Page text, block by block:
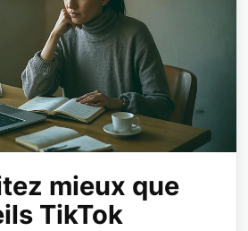
mieux que
TikTok